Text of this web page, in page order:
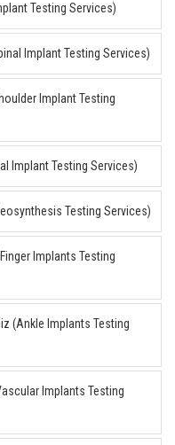
Testing Services)
Implant Testing Services)
Implant Testing
Implant Testing Services)
Testing Services)
Implants Testing
(Ankle Implants Testing
Implants Testing